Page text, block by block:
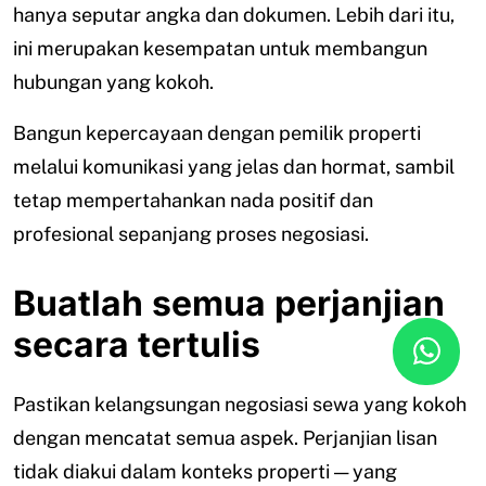
hanya seputar angka dan dokumen. Lebih dari itu,
ini merupakan kesempatan untuk membangun
hubungan yang kokoh.
Bangun kepercayaan dengan pemilik properti
melalui komunikasi yang jelas dan hormat, sambil
tetap mempertahankan nada positif dan
profesional sepanjang proses negosiasi.
Buatlah semua perjanjian
secara tertulis
Pastikan kelangsungan negosiasi sewa yang kokoh
dengan mencatat semua aspek. Perjanjian lisan
tidak diakui dalam konteks properti — yang